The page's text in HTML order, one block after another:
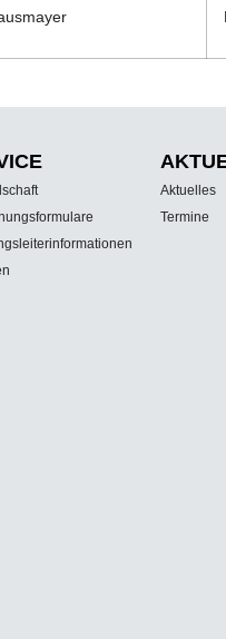
Aktuelles
Termine